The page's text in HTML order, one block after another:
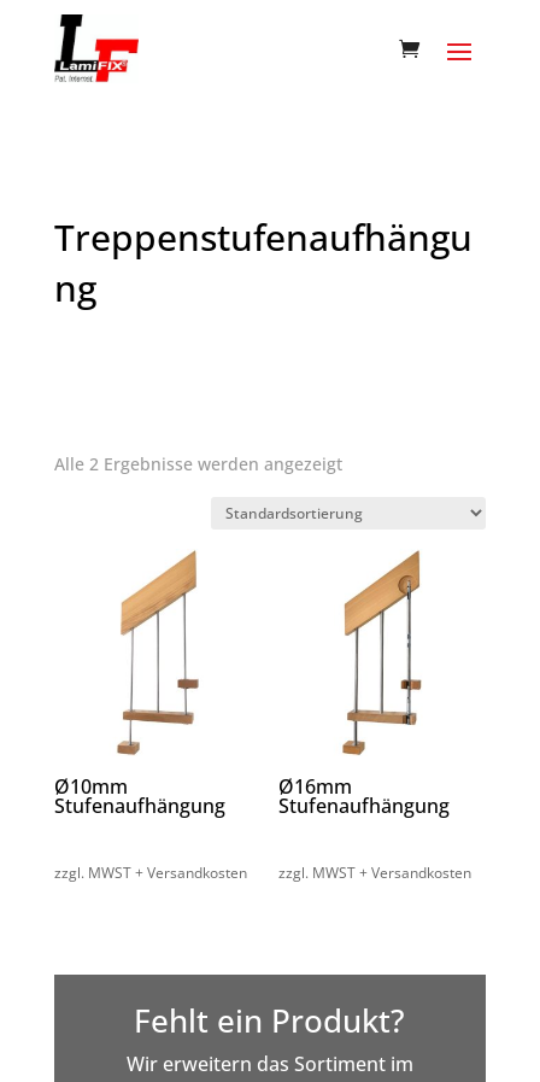
Treppenstufenaufhängu
ng
Alle 2 Ergebnisse werden angezeigt
Ø10mm
Stufenaufhängung
zzgl. MWST + Versandkosten
Ø16mm
Stufenaufhängung
zzgl. MWST + Versandkosten
Fehlt ein Produkt?
Wir erweitern das Sortiment im